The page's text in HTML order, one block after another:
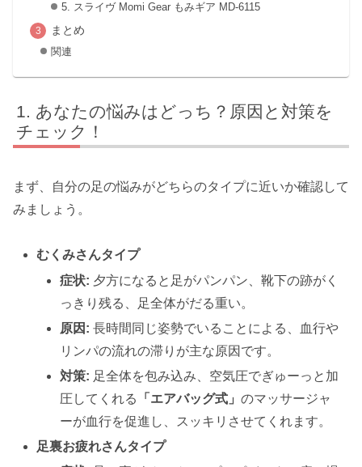
5. スライヴ Momi Gear もみギア MD-6115
まとめ
関連
あなたの悩みはどっち？原因と対策を
チェック！
まず、自分の足の悩みがどちらのタイプに近いか確認して
みましょう。
むくみさんタイプ
症状: 夕方になると足がパンパン、靴下の跡がく
っきり残る、足全体がだる重い。
原因: 長時間同じ姿勢でいることによる、血行や
リンパの流れの滞りが主な原因です。
対策: 足全体を包み込み、空気圧でぎゅーっと加
圧してくれる
「エアバッグ式」のマッサージャ
ーが血行を促進し、スッキリさせてくれます。
足裏お疲れさんタイプ